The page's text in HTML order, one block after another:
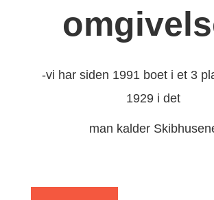
-vi har siden 1991 boet i et 3
1929 i det
man kalder